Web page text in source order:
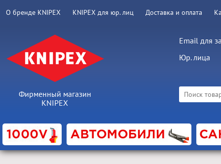
О бренде KNIPEX KNIPEX для юр. лиц Доставка и оплата
Фирменный магазин
KNIPEX
Email для
Юр. лица